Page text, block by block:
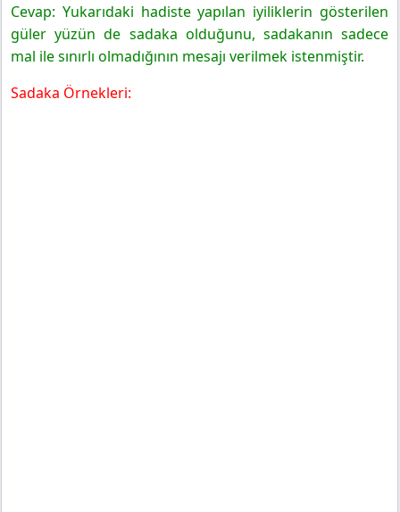
Cevap: Yukarıdaki hadiste yapılan iyiliklerin gösterilen
güler yüzün de sadaka olduğunu, sadakanın sadece
mal ile sınırlı olmadığının mesajı verilmek istenmiştir.
Sadaka Örnekleri: